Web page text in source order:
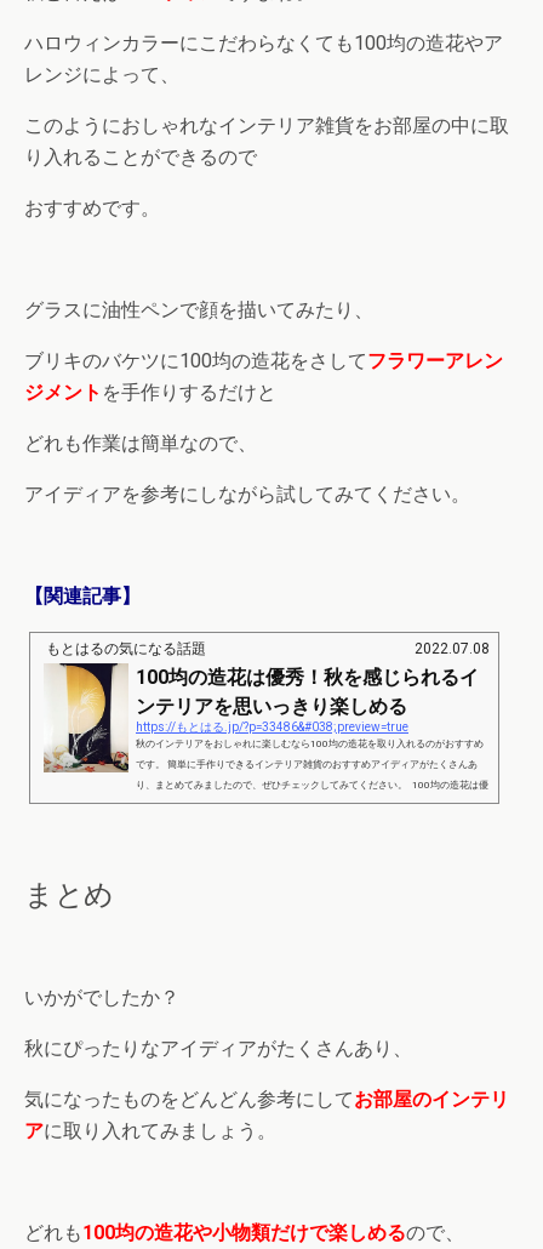
ハロウィンカラーにこだわらなくても100均の造花やア
レンジによって、
このようにおしゃれなインテリア雑貨をお部屋の中に取
り入れることができるので
おすすめです。
グラスに油性ペンで顔を描いてみたり、
ブリキのバケツに100均の造花をさしてフラワーアレン
ジメント を手作りするだけと
どれも作業は簡単なので、
アイディアを参考にしながら試してみてください。
【関連記事】
もとはるの気になる話題 2022.07.08
100均の造花は優秀！秋を感じられるイ
ンテリアを思いっきり楽しめる
https://もとはる.jp/?p=33486&#038;preview=true
秋のインテリアをおしゃれに楽しむなら100均の造花を取り入れるのがおすすめ
です。 簡単に手作りできるインテリア雑貨のおすすめアイディアがたくさんあ
り、まとめてみましたので、ぜひチェックしてみてください。 100均の造花は優
秀！秋を感じられるインテリアを思いっきり楽しめるpart1 出典：https://roomclip.j
まとめ
いかがでしたか？
秋にぴったりなアイディアがたくさんあり、
気になったものをどんどん参考にしてお部屋のインテリ
アに取り入れてみましょう。
どれも100均の造花や小物類だけで楽しめるので、